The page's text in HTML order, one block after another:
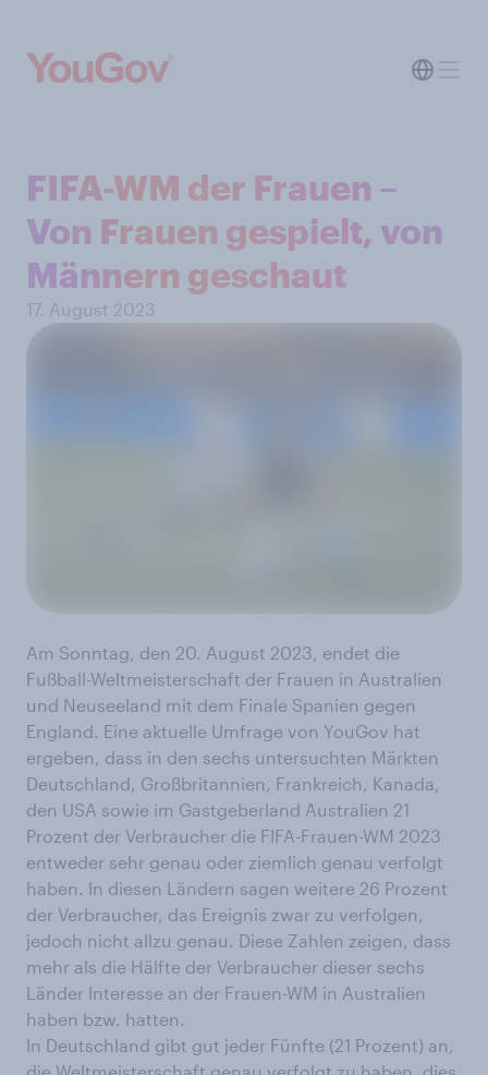
FIFA-WM der Frauen –
Von Frauen gespielt, von
Männern geschaut
17. August 2023
Am Sonntag, den 20. August 2023, endet die
Fußball-Weltmeisterschaft der Frauen in Australien
und Neuseeland mit dem Finale Spanien gegen
England. Eine aktuelle Umfrage von YouGov hat
ergeben, dass in den sechs untersuchten Märkten
Deutschland, Großbritannien, Frankreich, Kanada,
den USA sowie im Gastgeberland Australien 21
Prozent der Verbraucher die FIFA-Frauen-WM 2023
entweder sehr genau oder ziemlich genau verfolgt
haben. In diesen Ländern sagen weitere 26 Prozent
der Verbraucher, das Ereignis zwar zu verfolgen,
jedoch nicht allzu genau. Diese Zahlen zeigen, dass
mehr als die Hälfte der Verbraucher dieser sechs
Länder Interesse an der Frauen-WM in Australien
haben bzw. hatten.
In Deutschland gibt gut jeder Fünfte (21 Prozent) an,